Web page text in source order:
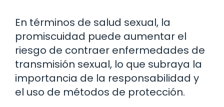
En términos de salud sexual, la
promiscuidad puede aumentar el
riesgo de contraer enfermedades de
transmisión sexual, lo que subraya la
importancia de la responsabilidad y
el uso de métodos de protección.